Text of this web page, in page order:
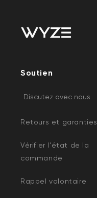
Soutien
Discutez avec nous
Retours et garanties
Vérifier l'état de la
commande
Rappel volontaire